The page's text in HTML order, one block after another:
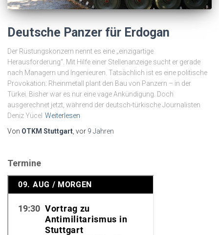
Deutsche Panzer für Erdogan
Der Rüstungskonzern nennt es eine „einzigartige
Herausforderung“. Mit Hilfe einer Stellenanzeige sucht er gerade
nach Managern und Ingenieuren. Tatsächlich ist es eine politische
Provokation: Rheinmetall plant den Bau von Panzern – in der
Türkei. Bisher war es nur eine vage Ankündigung. Doch
ausgerechnet jetzt, während der deutsch-türkische Journalisten
Deniz Yücel Weiterlesen
Von OTKM Stuttgart , vor 9 Jahren
Termine